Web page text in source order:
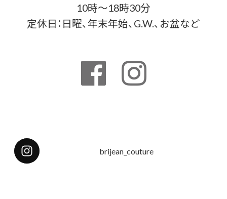
10時〜18時30分
定休日：日曜、年末年始、G.W.、お盆など
brijean_couture